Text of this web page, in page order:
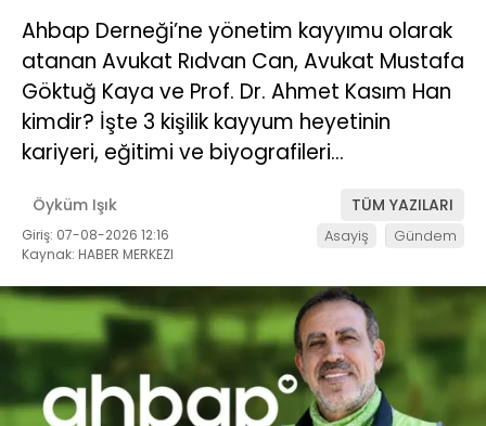
Ahbap Derneği’ne yönetim kayyımu olarak
atanan Avukat Rıdvan Can, Avukat Mustafa
Göktuğ Kaya ve Prof. Dr. Ahmet Kasım Han
kimdir? İşte 3 kişilik kayyum heyetinin
kariyeri, eğitimi ve biyografileri…
Öyküm Işık TÜM YAZILARI
Giriş: 07-08-2026 12:16
Kaynak: HABER MERKEZI
Asayiş Gündem